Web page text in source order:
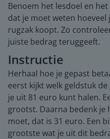
Benoem het lesdoel en
dat je moet weten hoeveel
rugzak koopt. Zo
juiste bedrag teruggeeft.
Instructie
Herhaal hoe je gepast
eerst kijkt welk geldstuk
je uit 81 euro kunt halen.
grootst. Daarna bedenk je
moet, dat is 31 euro. Een
grootste wat je uit dit